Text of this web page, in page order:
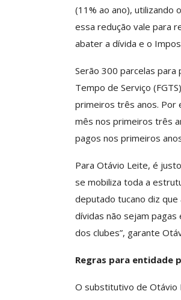
(11% ao ano), utilizando
essa redução vale para
abater a dívida e o
Serão 300 parcelas para
Tempo de Serviço
primeiros três anos. Por
mês nos primeiros três
pagos nos primeiros
Para Otávio Leite, é
se mobiliza toda a
deputado tucano diz
dívidas não sejam pagas
dos clubes”, garante
Regras para entidade
O substitutivo de Otávio